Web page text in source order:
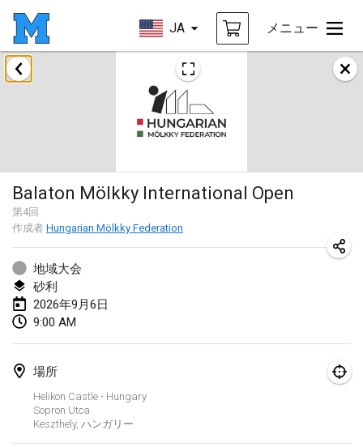
JA メニュー
Balaton Mölkky International Open
第4回
作成者 Hungarian Mölkky Federation
地域大会
砂利
2026年9月6日
9:00 AM
場所
Helikon Castle - Hungary
Sopron Utca
Keszthely, ハンガリー
2026年8月
Challenge des Ducasses
ベルギー
Mölkky on the Beach
2026年8月11日|フランス
MM - World Championships
2026年8月14日|フィンランド
Coney Island Open
2026年8月22日
Grand Prix Polski 2026 - Round 5 (Final)
2026年8月29日
Norddeutsche Mölkky Meisterschaft (open)
2026年8月29日|